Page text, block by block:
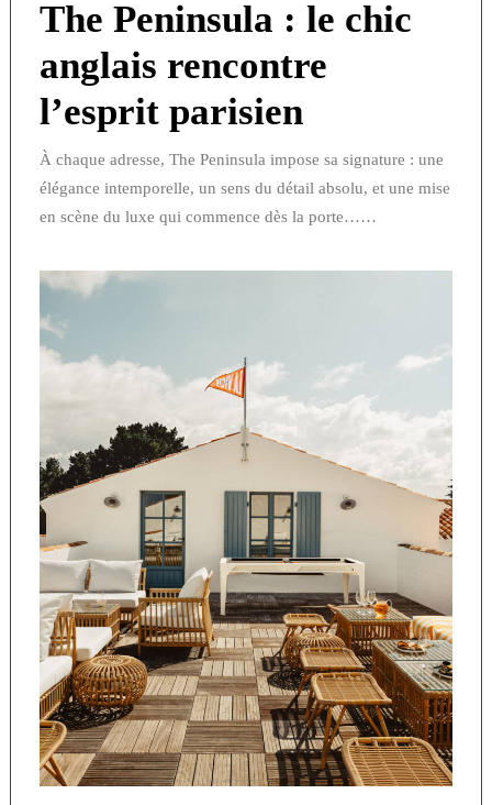
The Peninsula : le chic
anglais rencontre
l’esprit parisien
À chaque adresse, The Peninsula impose sa signature : une
élégance intemporelle, un sens du détail absolu, et une mise
en scène du luxe qui commence dès la porte……